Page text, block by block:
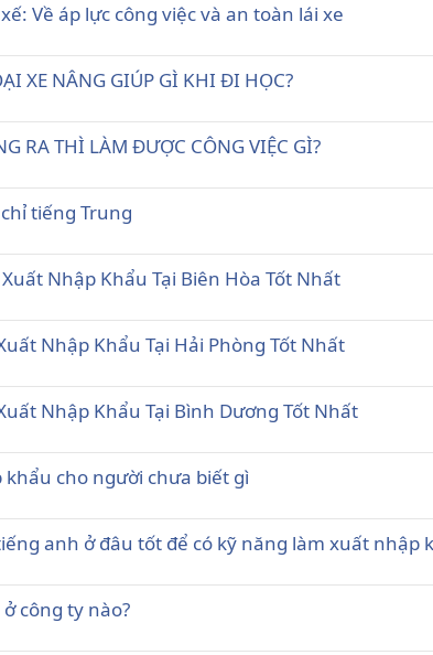
Về áp lực công việc và an toàn lái xe
XE NÂNG GIÚP GÌ KHI ĐI HỌC?
RA THÌ LÀM ĐƯỢC CÔNG VIỆC GÌ?
tiếng Trung
Nhập Khẩu Tại Biên Hòa Tốt Nhất
Nhập Khẩu Tại Hải Phòng Tốt Nhất
Nhập Khẩu Tại Bình Dương Tốt Nhất
khẩu cho người chưa biết gì
anh ở đâu tốt để có kỹ năng làm xuất nhập
công ty nào?